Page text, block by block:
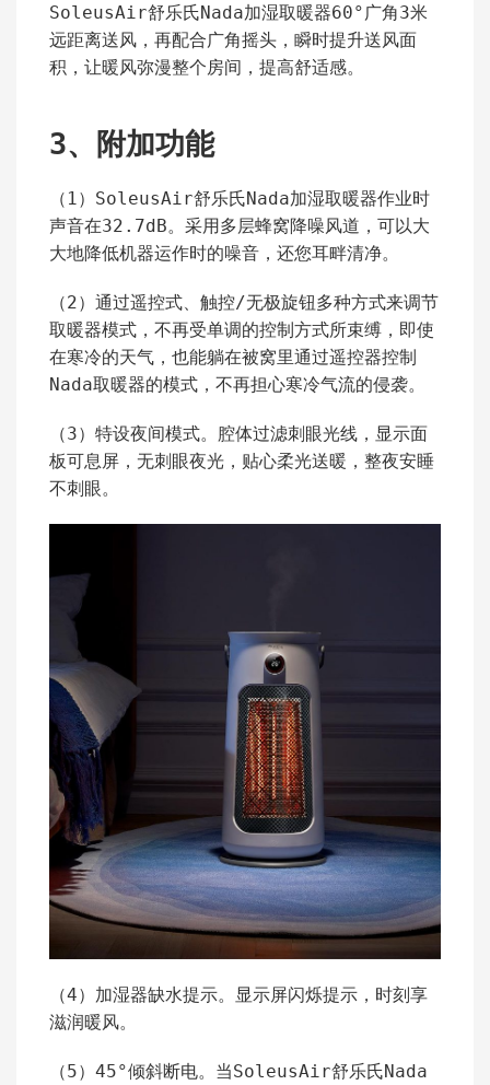
SoleusAir舒乐氏Nada加湿取暖器60°广角3米
远距离送风，再配合广角摇头，瞬时提升送风面
积，让暖风弥漫整个房间，提高舒适感。
3、附加功能
（1）SoleusAir舒乐氏Nada加湿取暖器作业时
声音在32.7dB。采用多层蜂窝降噪风道，可以大
大地降低机器运作时的噪音，还您耳畔清净。
（2）通过遥控式、触控/无极旋钮多种方式来调节
取暖器模式，不再受单调的控制方式所束缚，即使
在寒冷的天气，也能躺在被窝里通过遥控器控制
Nada取暖器的模式，不再担心寒冷气流的侵袭。
（3）特设夜间模式。腔体过滤刺眼光线，显示面
板可息屏，无刺眼夜光，贴心柔光送暖，整夜安睡
不刺眼。
（4）加湿器缺水提示。显示屏闪烁提示，时刻享
滋润暖风。
（5）45°倾斜断电。当SoleusAir舒乐氏Nada